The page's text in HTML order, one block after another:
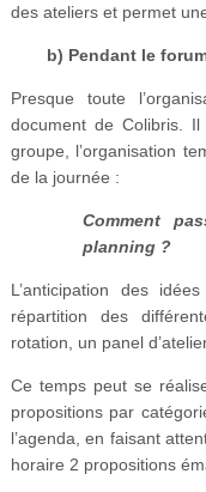
des ateliers et permet
b) Pendant le
Presque toute
document de Colibris.
groupe, l’organisation
de la journée :
Comment
planning ?
L’anticipation des
répartition des
rotation, un panel
Ce temps peut se
propositions par
l’agenda, en faisant
horaire 2 propositions